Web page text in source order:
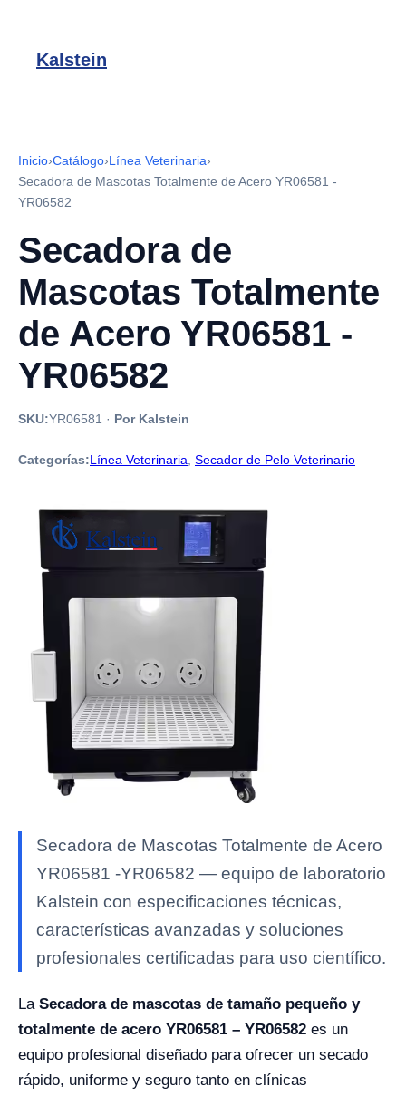
Kalstein
Inicio›Catálogo›Línea Veterinaria›
Secadora de Mascotas Totalmente de Acero YR06581 -
YR06582
Secadora de
Mascotas Totalmente
de Acero YR06581 -
YR06582
SKU:YR06581 · Por Kalstein
Categorías:Línea Veterinaria Secador de Pelo Veterinario
Secadora de Mascotas Totalmente de Acero
YR06581 -YR06582 — equipo de laboratorio
Kalstein con especificaciones técnicas,
características avanzadas y soluciones
profesionales certificadas para uso científico.
La Secadora de mascotas de tamaño pequeño y
totalmente de acero YR06581 – YR06582 es un
equipo profesional diseñado para ofrecer un secado
rápido, uniforme y seguro tanto en clínicas